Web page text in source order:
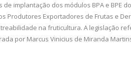
implantação dos módulos BPA e BPE
Produtores Exportadores de Frutas e
na fruticultura. A legislação
por Marcus Vinicius de Miranda